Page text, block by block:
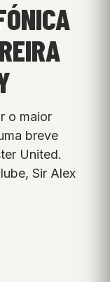
o maior
breve
United.
Sir Alex